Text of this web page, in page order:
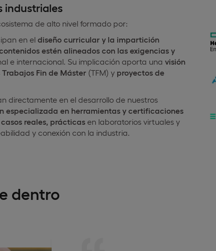
industriales
de alto nivel formado por:
en el diseño curricular y la impartición
estén alineados con las exigencias y
e internacional. Su implicación aporta una visión
Fin de Máster (TFM) y proyectos de
directamente en el desarrollo de nuestros
especializada en herramientas y certificaciones
reales, prácticas en laboratorios virtuales y
y conexión con la industria.
dentro